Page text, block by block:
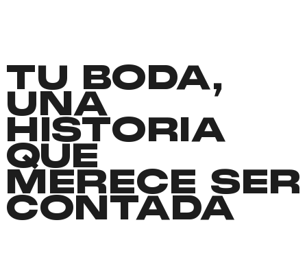
TU BODA,
UNA
HISTORIA
QUE
MERECE SER
CONTADA